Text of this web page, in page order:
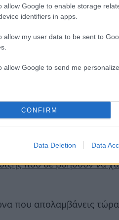
allow Google to enable storage
identifiers in apps.
allow my user data to be sent to
allow Google to send me
CONFIRM
Data Deletion Data
το αγαπημένο τροπικό
που μπορείς να
που σε βοηθούν να
που απολαμβάνεις